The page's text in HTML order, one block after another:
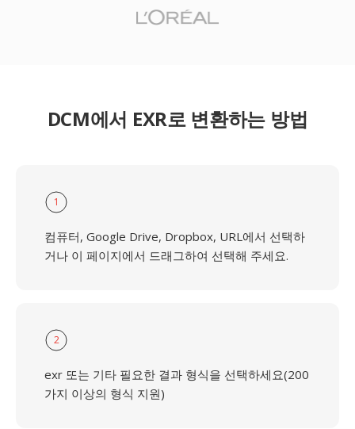
DCM에서 EXR로 변환하는 방법
1
컴퓨터, Google Drive, Dropbox, URL에서 선택하
거나 이 페이지에서 드래그하여 선택해 주세요.
2
exr 또는 기타 필요한 결과 형식을 선택하세요(200
가지 이상의 형식 지원)